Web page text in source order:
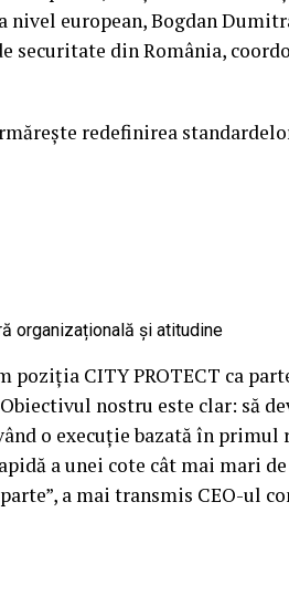
european, Bogdan
securitate din România,
redefinirea
organizațională și atitudine
CITY PROTECT ca
nostru este clar: să
o execuție bazată în primul
a unei cote cât mai mari
a mai transmis CEO-ul